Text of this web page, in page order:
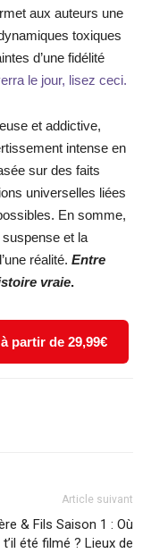
aux auteurs une
toxiques
d’une fidélité
le jour, lisez ceci.
et addictive,
intense en
sur des faits
universelles liées
En somme,
et la
réalité. Entre
vraie.
partir de 29,99€
Article suivant
& Fils Saison 1 : Où
t’il été filmé ? Lieux de